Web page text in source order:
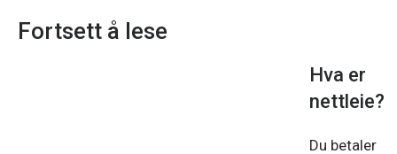
Fortsett å lese
Hva er
nettleie?
Du betaler